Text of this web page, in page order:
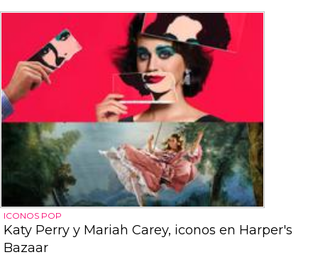
ICONOS POP
Katy Perry y Mariah Carey, iconos en Harper's
Bazaar